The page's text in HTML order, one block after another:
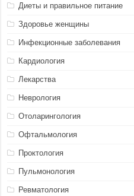
Диеты и правильное питание
Здоровье женщины
Инфекционные заболевания
Кардиология
Лекарства
Неврология
Отоларингология
Офтальмология
Проктология
Пульмонология
Ревматология